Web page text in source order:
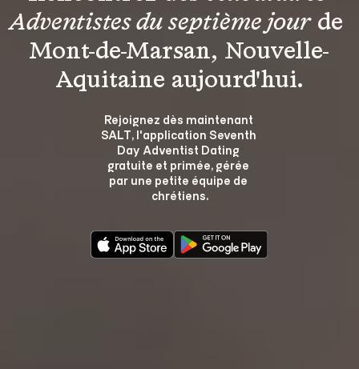
Adventistes du septième jour de
Mont-de-Marsan, Nouvelle-
Aquitaine aujourd'hui.
Rejoignez dès maintenant
SALT, l'application Seventh
Day Adventist Dating
gratuite et primée, gérée
par une petite équipe de
chrétiens.